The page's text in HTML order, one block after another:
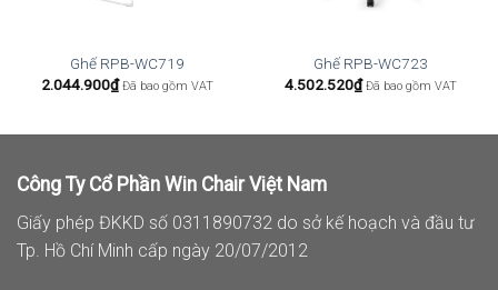
Ghế RPB-WC719
2.044.900₫ Đã bao gồm VAT
Ghế RPB-WC723
4.502.520₫ Đã bao gồm VAT
Công Ty Cổ Phần Win Chair Việt Nam
Giấy phép ĐKKD số 0311890732 do sở kế hoạch và đầu tư
Tp. Hồ Chí Minh cấp ngày 20/07/2012